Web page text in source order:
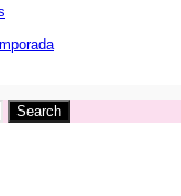
Search